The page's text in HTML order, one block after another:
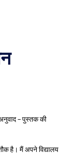
– पुस्तक की
है। मैं अपने विद्यालय